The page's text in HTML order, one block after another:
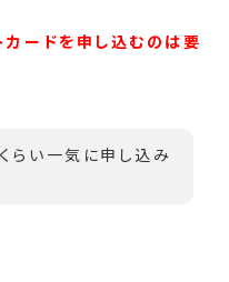
ードを申し込むのは要
らい一気に申し込み